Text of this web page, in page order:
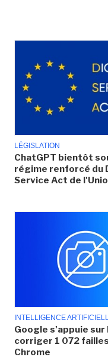
LÉGISLATION
ChatGPT bientôt
régime renforcé du
Service Act de
INTELLIGENCE
Google s'appuie sur
corriger 1 072
Chrome